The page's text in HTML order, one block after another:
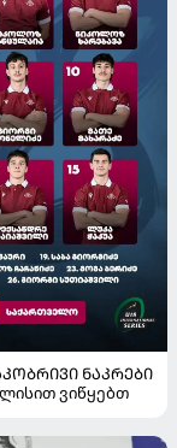
ᲜᲐᲙᲠᲔᲑᲘ
ვიწყებთ